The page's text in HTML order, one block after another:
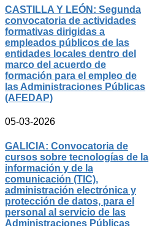
CASTILLA Y LEÓN: Segunda
convocatoria de actividades
formativas dirigidas a
empleados públicos de las
entidades locales dentro del
marco del acuerdo de
formación para el empleo de
las Administraciones Públicas
(AFEDAP)
05-03-2026
GALICIA: Convocatoria de
cursos sobre tecnologías de la
información y de la
comunicación (TIC),
administración electrónica y
protección de datos, para el
personal al servicio de las
Administraciones Públicas